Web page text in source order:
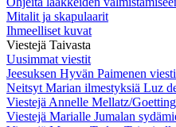
Mitalit ja skapulaarit
Ihmeelliset kuvat
Viestejä Taivasta
Uusimmat viestit
Jeesuksen Hyvän Paimenen
Neitsyt Marian ilmestyksiä Luz
Viestejä Annelle Mellatz/
Viestejä Marialle Jumalan